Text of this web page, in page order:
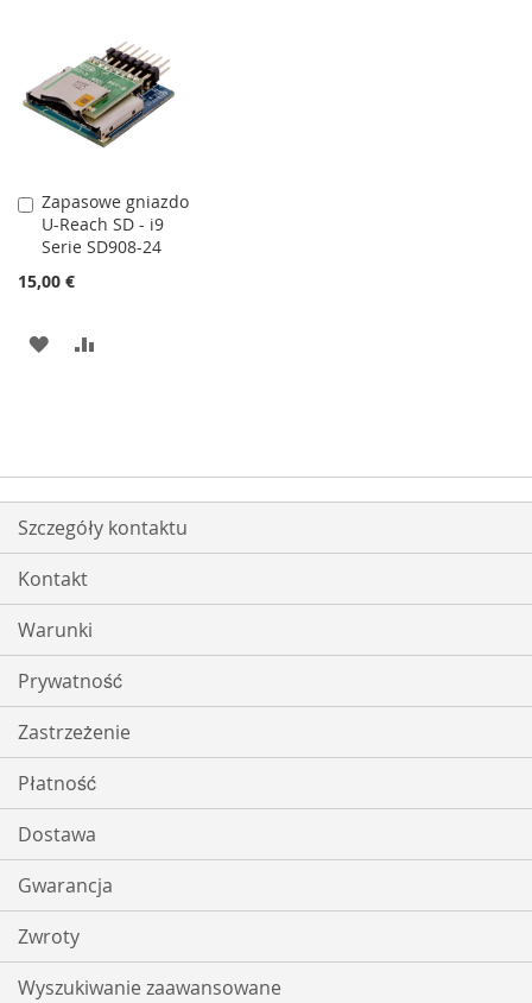
Zapasowe gniazdo
U-Reach SD - i9
Serie SD908-24
15,00 €
Dodaj
do
koszyka
DODAJ
Szczegóły kontaktu
Kontakt
Warunki
Prywatność
Zastrzeżenie
Płatność
Dostawa
Gwarancja
Zwroty
Wyszukiwanie zaawansowane